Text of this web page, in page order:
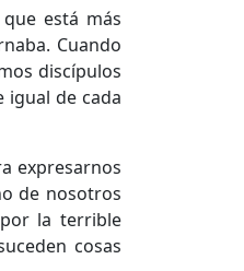
está más
Cuando
discípulos
igual de cada
expresarnos
de nosotros
la terrible
cosas